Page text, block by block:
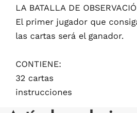
LA BATALLA DE
El primer jugador que
las cartas será el ganador.
CONTIENE:
32 cartas
instrucciones